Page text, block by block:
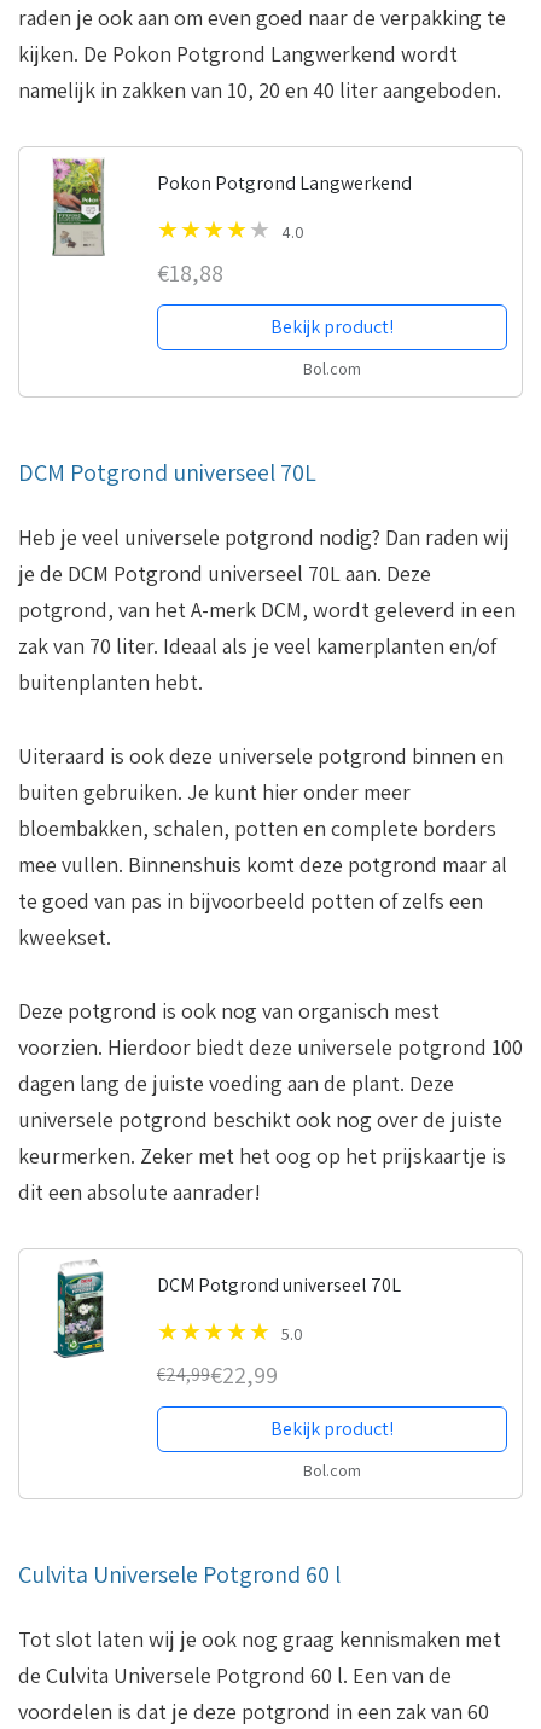
raden je ook aan om even goed naar de verpakking te
kijken. De Pokon Potgrond Langwerkend wordt
namelijk in zakken van 10, 20 en 40 liter aangeboden.
Pokon Potgrond Langwerkend
4.0
€18,88
Bekijk product!
Bol.com
DCM Potgrond universeel 70L
Heb je veel universele potgrond nodig? Dan raden wij
je de DCM Potgrond universeel 70L aan. Deze
potgrond, van het A-merk DCM, wordt geleverd in een
zak van 70 liter. Ideaal als je veel kamerplanten en/of
buitenplanten hebt.
Uiteraard is ook deze universele potgrond binnen en
buiten gebruiken. Je kunt hier onder meer
bloembakken, schalen, potten en complete borders
mee vullen. Binnenshuis komt deze potgrond maar al
te goed van pas in bijvoorbeeld potten of zelfs een
kweekset.
Deze potgrond is ook nog van organisch mest
voorzien. Hierdoor biedt deze universele potgrond 100
dagen lang de juiste voeding aan de plant. Deze
universele potgrond beschikt ook nog over de juiste
keurmerken. Zeker met het oog op het prijskaartje is
dit een absolute aanrader!
DCM Potgrond universeel 70L
5.0
€24,99€22,99
Bekijk product!
Bol.com
Culvita Universele Potgrond 60 l
Tot slot laten wij je ook nog graag kennismaken met
de Culvita Universele Potgrond 60 l. Een van de
voordelen is dat je deze potgrond in een zak van 60